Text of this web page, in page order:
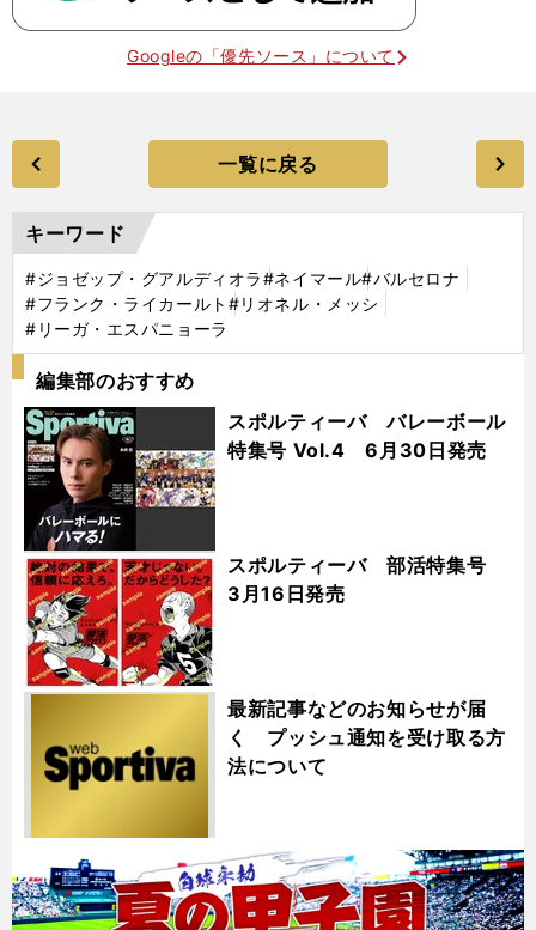
Googleの「優先ソース」について
一覧に戻る
キーワード
#ジョゼップ・グアルディオラ#ネイマール#バルセロナ
#フランク・ライカールト #リオネル・メッシ
#リーガ・エスパニョーラ
編集部のおすすめ
スポルティーバ バレーボール
特集号 Vol.4 6月30日発売
スポルティーバ 部活特集号
3月16日発売
最新記事などのお知らせが届
く プッシュ通知を受け取る方
法について